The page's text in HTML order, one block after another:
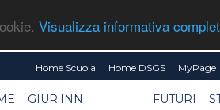
Visualizza informativa
Home Scuola Home DSGS MyPage
GIUR.INN
FUTURI